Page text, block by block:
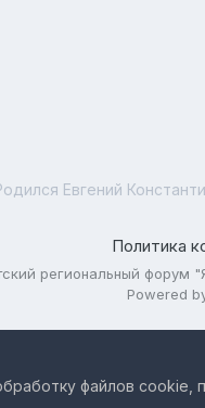
Евгений
Политика
региональный форум
Powered
файлов cookie,